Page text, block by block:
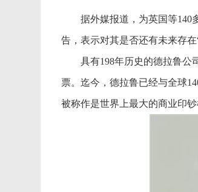
据外媒报道，为英国等140
告，表示对其是否还有未来存在
具有198年历史的德拉鲁公司
票。迄今，德拉鲁已经与全球
被称作是世界上最大的商业印钞